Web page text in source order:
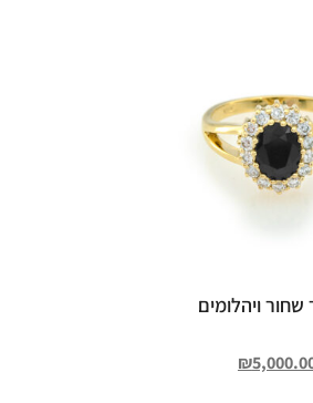
ויהלומים
₪